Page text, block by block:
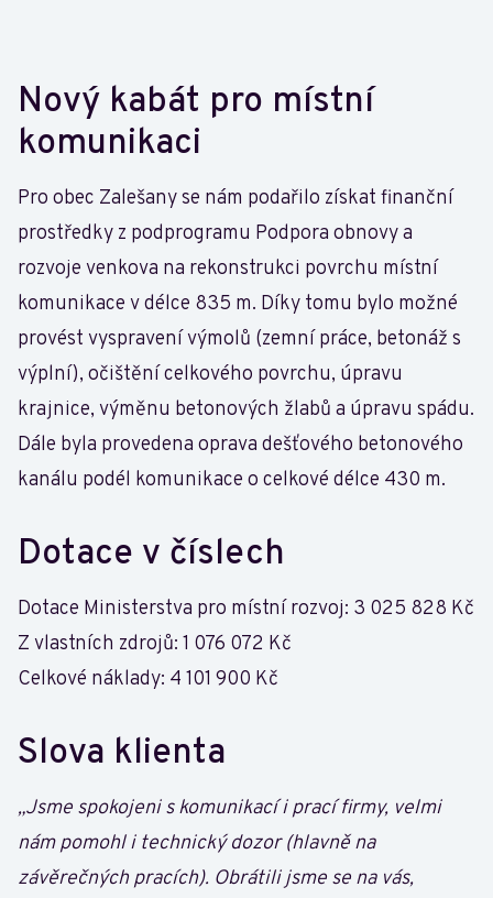
Nový kabát pro místní
komunikaci
Pro obec Zalešany se nám podařilo získat finanční
prostředky z podprogramu Podpora obnovy a
rozvoje venkova na rekonstrukci povrchu místní
komunikace v délce 835 m. Díky tomu bylo možné
provést vyspravení výmolů (zemní práce, betonáž s
výplní), očištění celkového povrchu, úpravu
krajnice, výměnu betonových žlabů a úpravu spádu.
Dále byla provedena oprava dešťového betonového
kanálu podél komunikace o celkové délce 430 m.
Dotace v číslech
Dotace Ministerstva pro místní rozvoj: 3 025 828 Kč
Z vlastních zdrojů: 1 076 072 Kč
Celkové náklady: 4 101 900 Kč
Slova klienta
„Jsme spokojeni s komunikací i prací firmy, velmi
nám pomohl i technický dozor (hlavně na
závěrečných pracích). Obrátili jsme se na vás,